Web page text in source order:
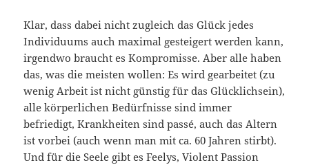
Klar, dass dabei nicht zugleich das Glück jedes
Individuums auch maximal gesteigert werden kann,
irgendwo braucht es Kompromisse. Aber alle haben
das, was die meisten wollen: Es wird gearbeitet (zu
wenig Arbeit ist nicht günstig für das Glücklichsein),
alle körperlichen Bedürfnisse sind immer
befriedigt, Krankheiten sind passé, auch das Altern
ist vorbei (auch wenn man mit ca. 60 Jahren stirbt).
Und für die Seele gibt es Feelys, Violent Passion